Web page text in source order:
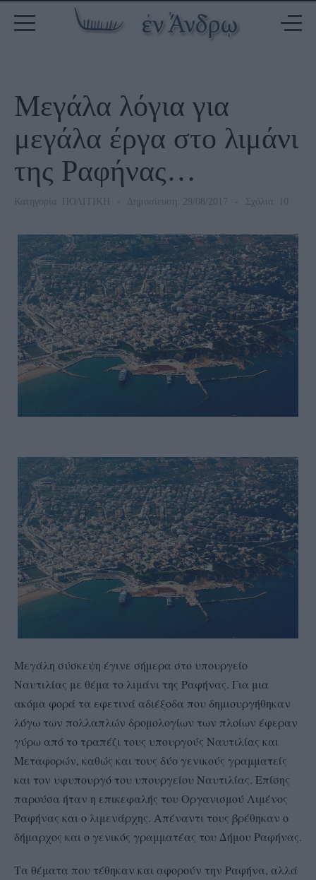
Μεγάλα λόγια για
μεγάλα έργα στο λιμάνι
της Ραφήνας…
Κατηγορία: ΠΟΛΙΤΙΚΗ Δημοσίευση: 29/08/2017 Σχόλια: 10
Μεγάλη σύσκεψη έγινε σήμερα στο υπουργείο
Ναυτιλίας με θέμα το λιμάνι της Ραφήνας. Για μια
ακόμα φορά τα εφετινά αδιέξοδα που δημιουργήθηκαν
λόγω των πολλαπλών δρομολογίων των πλοίων έφεραν
γύρω από το τραπέζι τους υπουργούς Ναυτιλίας και
Μεταφορών, καθώς και τους δύο γενικούς γραμματείς
και τον υφυπουργό του υπουργείου Ναυτιλίας. Επίσης
παρούσα ήταν η επικεφαλής του Οργανισμού Λιμένος
Ραφήνας και ο λιμενάρχης. Απέναντι τους βρέθηκαν ο
δήμαρχος και ο γενικός γραμματέας του Δήμου Ραφήνας.
Τα θέματα που τέθηκαν και αφορούν την Ραφήνα, αλλά